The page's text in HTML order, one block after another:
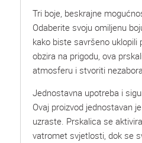
Tri boje, beskrajne
Odaberite svoju omiljenu
kako biste savršeno uklopili
obzira na prigodu, ova
atmosferu i stvoriti
Jednostavna upotreba i
Ovaj proizvod jednostavan
uzraste. Prskalica se
vatromet svjetlosti, dok se